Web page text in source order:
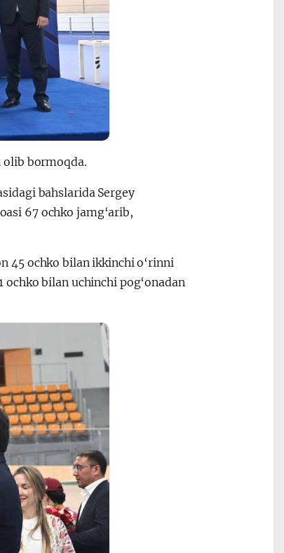
bormoqda.
bahslarida Sergey
67 ochko jamg‘arib,
45 ochko bilan ikkinchi o‘rinni
bilan uchinchi pog‘onadan